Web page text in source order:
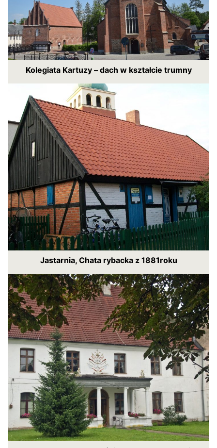
Kolegiata Kartuzy – dach w kształcie trumny
Jastarnia, Chata rybacka z 1881roku